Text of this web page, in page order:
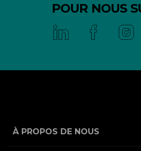
POUR NOUS
À PROPOS DE NOUS